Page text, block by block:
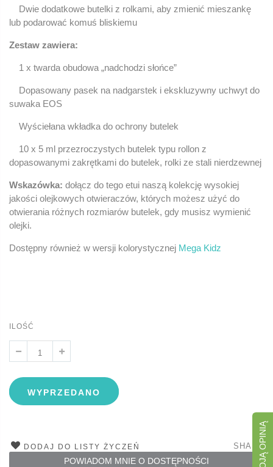
Dwie dodatkowe butelki z rolkami, aby zmienić mieszankę
lub podarować komuś bliskiemu
Zestaw zawiera:
1 x twarda obudowa „nadchodzi słońce”
Dopasowany pasek na nadgarstek i ekskluzywny uchwyt do
suwaka EOS
Wyściełana wkładka do ochrony butelek
10 x 5 ml przezroczystych butelek typu rollon z
dopasowanymi zakrętkami do butelek, rolki ze stali nierdzewnej
Wskazówka: dołącz do tego etui naszą kolekcję wysokiej
jakości olejkowych otwieraczów, których możesz użyć do
otwierania różnych rozmiarów butelek, gdy musisz wymienić
olejki.
Dostępny również w wersji kolorystycznej Mega Kidz
ILOŚĆ
WYPRZEDANO
DODAJ DO LISTY ŻYCZEŃ SHARE
POWIADOM MNIE O DOSTĘPNOŚCI